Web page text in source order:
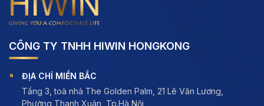
CÔNG TY TNHH HIWIN HONGKONG
ĐỊA CHỈ MIỀN BẮC
Tầng 3, toà nhà The Golden Palm, 21 Lê Văn Lương,
Phường Thanh Xuân, Tp.Hà Nội